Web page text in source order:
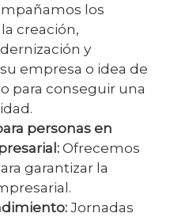
los
creación,
y
empresa o idea de
para conseguir una
personas en
Ofrecemos
garantizar la
Jornadas